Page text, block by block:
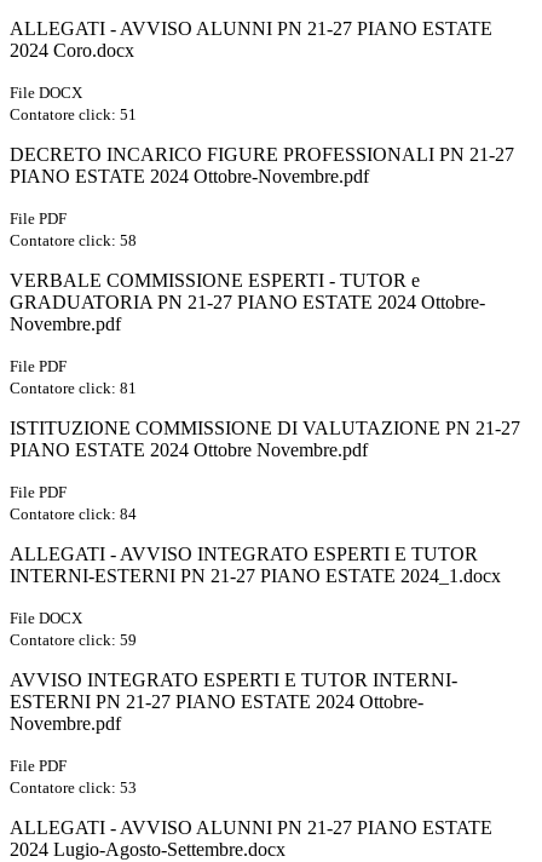
ALLEGATI - AVVISO ALUNNI PN 21-27 PIANO ESTATE
2024 Coro.docx
File DOCX
Contatore click: 51
DECRETO INCARICO FIGURE PROFESSIONALI PN 21-27
PIANO ESTATE 2024 Ottobre-Novembre.pdf
File PDF
Contatore click: 58
VERBALE COMMISSIONE ESPERTI - TUTOR e
GRADUATORIA PN 21-27 PIANO ESTATE 2024 Ottobre-
Novembre.pdf
File PDF
Contatore click: 81
ISTITUZIONE COMMISSIONE DI VALUTAZIONE PN 21-27
PIANO ESTATE 2024 Ottobre Novembre.pdf
File PDF
Contatore click: 84
ALLEGATI - AVVISO INTEGRATO ESPERTI E TUTOR
INTERNI-ESTERNI PN 21-27 PIANO ESTATE 2024_1.docx
File DOCX
Contatore click: 59
AVVISO INTEGRATO ESPERTI E TUTOR INTERNI-
ESTERNI PN 21-27 PIANO ESTATE 2024 Ottobre-
Novembre.pdf
File PDF
Contatore click: 53
ALLEGATI - AVVISO ALUNNI PN 21-27 PIANO ESTATE
2024 Lugio-Agosto-Settembre.docx